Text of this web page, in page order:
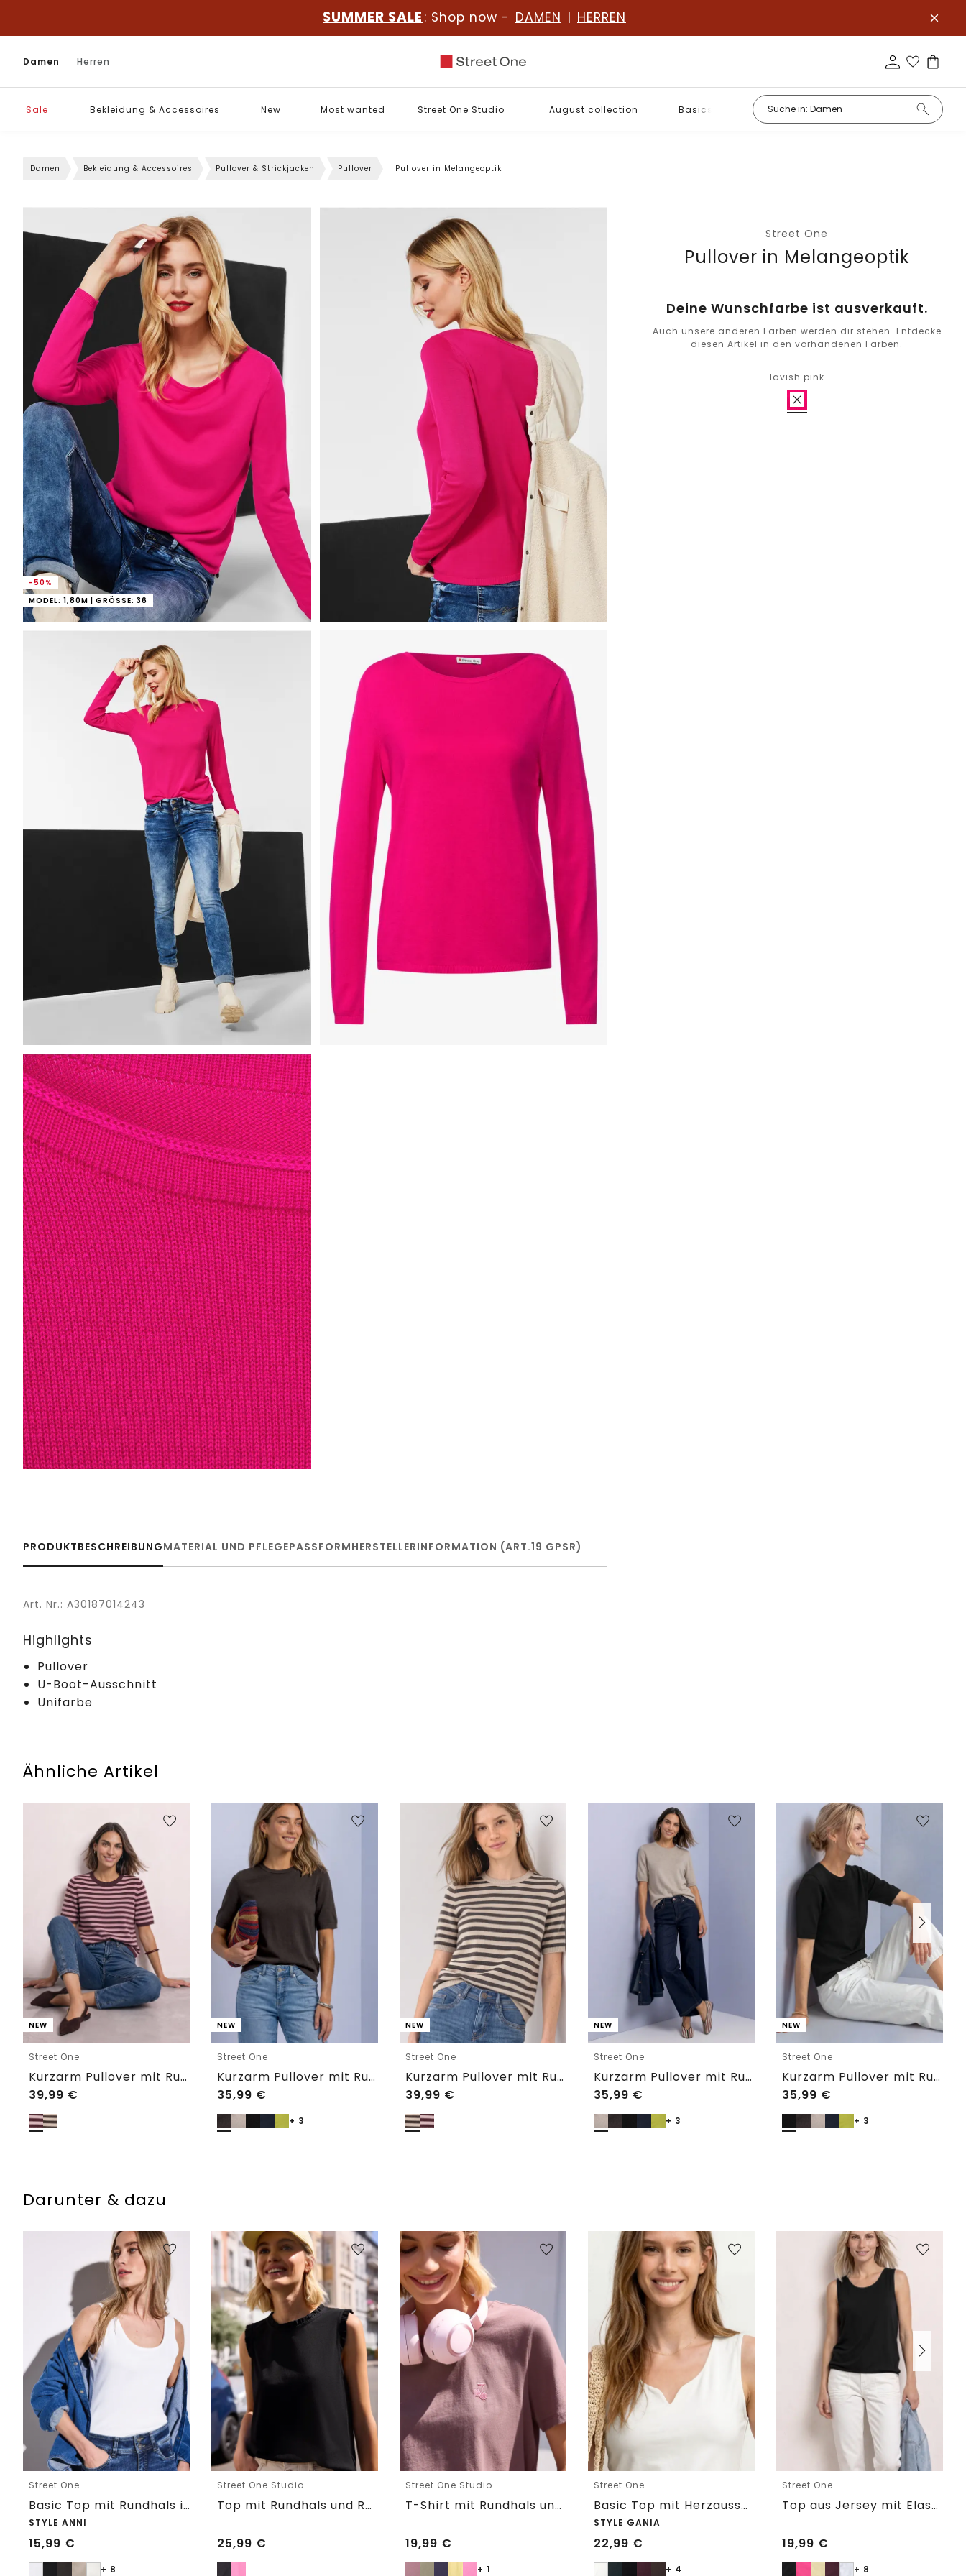
SUMMER SALE : Shop now - DAMEN | HERREN
Damen Herren
Sale Bekleidung & Accessoires New Most wanted Street One Studio August collection Basics
Damen Bekleidung & Accessoires Pullover & Strickjacken Pullover Pullover in Melangeoptik
-50%
MODEL: 1,80M | GRÖSSE: 36
Street One
Pullover in Melangeoptik
Deine Wunschfarbe ist ausverkauft.
Auch unsere anderen Farben werden dir stehen. Entdecke
diesen Artikel in den vorhandenen Farben.
lavish pink
PRODUKTBESCHREIBUNGMATERIAL UND PFLEGEPASSFORMHERSTELLERINFORMATION (ART.19 GPSR)
Art. Nr.: A30187014243
Highlights
Pullover
U-Boot-Ausschnitt
Unifarbe
Ähnliche Artikel
NEW
Street One
Kurzarm Pullover mit Rundhals und Streifen
39,99 €
NEW
Street One
Kurzarm Pullover mit Rundhals in Unifarbe
35,99 €
+ 3
NEW
Street One
Kurzarm Pullover mit Rundhals und Streifen
39,99 €
NEW
Street One
Kurzarm Pullover mit Rundhals in Unifarbe
35,99 €
+ 3
NEW
Street One
Kurzarm Pullover mit Rundhals in Unifarbe
35,99 €
+ 3
Darunter & dazu
Street One
Basic Top mit Rundhals in Unifarbe
STYLE ANNI
15,99 €
+ 8
Street One Studio
Top mit Rundhals und Rüschendetails
25,99 €
Street One Studio
T-Shirt mit Rundhals und Embroidery-Detail
19,99 €
+ 1
Street One
Basic Top mit Herzausschnitt
STYLE GANIA
22,99 €
+ 4
Street One
Top aus Jersey mit Elastiksaum
19,99 €
+ 8